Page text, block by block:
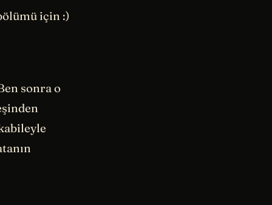
için :)
sonra o